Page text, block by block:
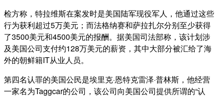
检方称，特拉维斯在案发时是美国陆军现役军人，他通过这些
行为获利超过5万美元；而法格纳赛和萨拉扎尔分别至少获得
了3500美元和4500美元的报酬。据美国司法部称，该计划涉
及美国公司支付约128万美元的薪资，其中大部分被汇给了海
外的朝鲜籍IT从业人员。
第四名认罪的美国公民是埃里克·恩特克雷泽·普林斯，他经营
一家名为Taggcar的公司，该公司向美国公司提供所谓的“认